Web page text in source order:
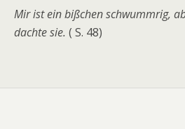
Mir ist ein bißchen schwummrig,
dachte sie. ( S. 48)